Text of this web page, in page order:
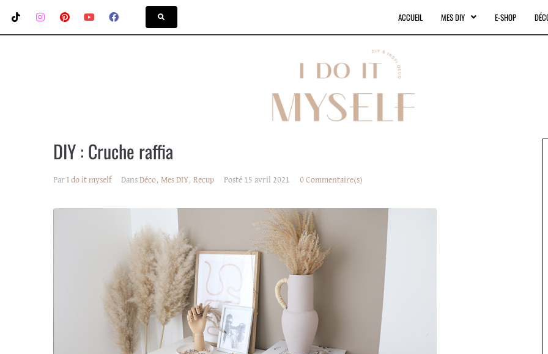
ACCUEIL MES DIY E-SHOP
DIY : Cruche raffia
Par I do it myself Dans Déco, Mes DIY, Recup Posté 15 avril 2021 0 Commentaire(s)